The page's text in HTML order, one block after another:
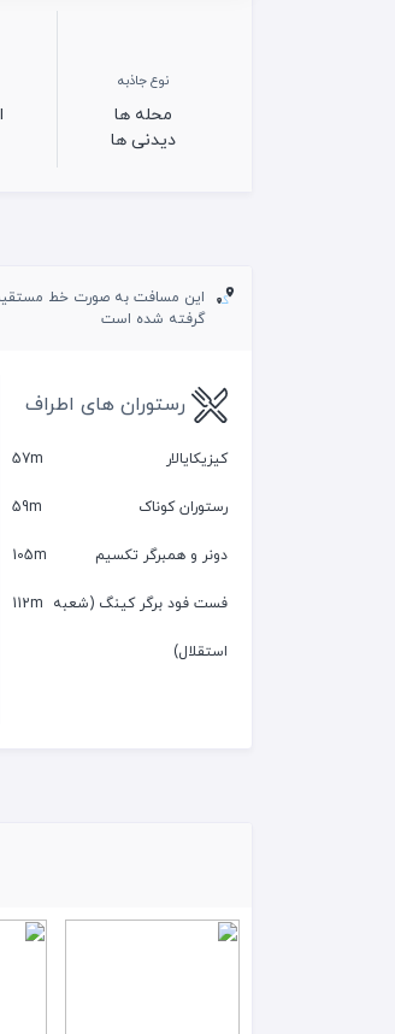
نوع جاذبه
محله ها
دیدنی ها
این مسافت به صورت خط
گرفته شده است
رستوران های اطراف
کیزیکایالار 57m
رستوران کوناک 59m
دونر و همبرگر تکسیم 105m
فست فود برگر کینگ (شعبه
استقلال)
112m